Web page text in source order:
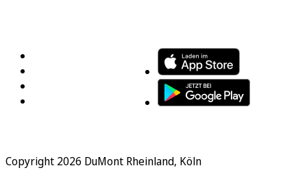
Copyright 2026 DuMont Rheinland, Köln